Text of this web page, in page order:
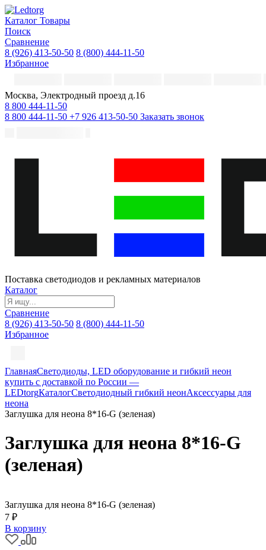
Каталог Товары
Поиск
Сравнение
8 (926) 413-50-50 8 (800) 444-11-50
Избранное
Москва, Электродный проезд д.16
8 800 444-11-50
8 800 444-11-50 +7 926 413-50-50 Заказать звонок
Поставка светодиодов и рекламных материалов
Каталог
Сравнение
8 (926) 413-50-50 8 (800) 444-11-50
Избранное
ГлавнаяСветодиоды, LED оборудование и гибкий неон
купить с доставкой по России —
LEDtorgКаталогСветодиодный гибкий неонАксессуары для
неона
Заглушка для неона 8*16-G (зеленая)
Заглушка для неона 8*16-G
(зеленая)
Заглушка для неона 8*16-G (зеленая)
7 ₽
В корзину